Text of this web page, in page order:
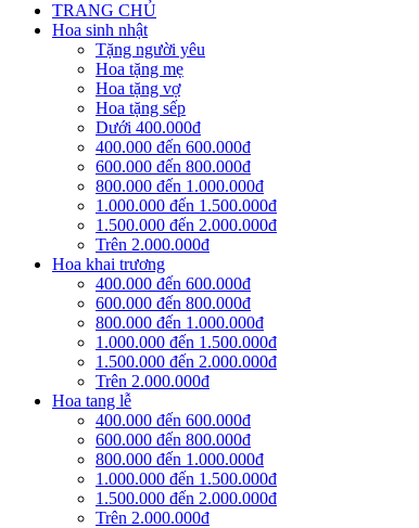
TRANG CHỦ
Hoa sinh nhật
Tặng người yêu
Hoa tặng mẹ
Hoa tặng vợ
Hoa tặng sếp
Dưới 400.000đ
400.000 đến 600.000đ
600.000 đến 800.000đ
800.000 đến 1.000.000đ
1.000.000 đến 1.500.000đ
1.500.000 đến 2.000.000đ
Trên 2.000.000đ
Hoa khai trương
400.000 đến 600.000đ
600.000 đến 800.000đ
800.000 đến 1.000.000đ
1.000.000 đến 1.500.000đ
1.500.000 đến 2.000.000đ
Trên 2.000.000đ
Hoa tang lễ
400.000 đến 600.000đ
600.000 đến 800.000đ
800.000 đến 1.000.000đ
1.000.000 đến 1.500.000đ
1.500.000 đến 2.000.000đ
Trên 2.000.000đ